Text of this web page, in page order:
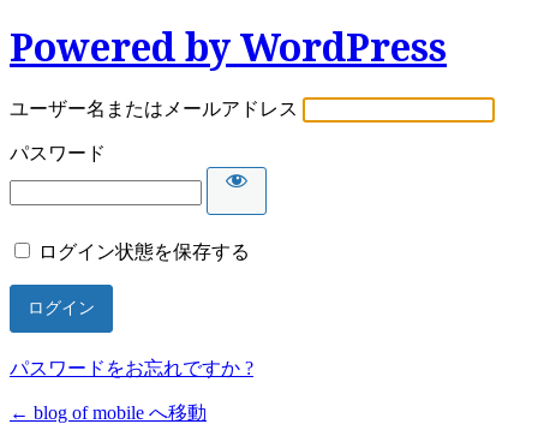
Powered by WordPress
ユーザー名またはメールアドレス
パスワード
ログイン状態を保存する
パスワードをお忘れですか ?
← blog of mobile へ移動